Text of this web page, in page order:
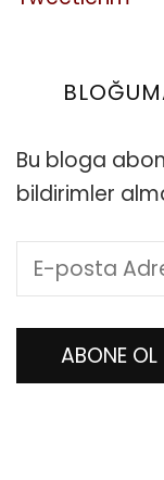
Bu bloga
bildirimler
E-
posta
Adresi
ABONE OL